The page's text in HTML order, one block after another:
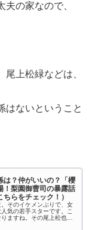
の家なので、
上松緑などは、
はないということ
は？仲がいいの？「櫻
！梨園御曹司の暴露話
らをチェック！）
そのイケメンぶりで、女
気の若手スターです。こ
ますね。その尾上松也と